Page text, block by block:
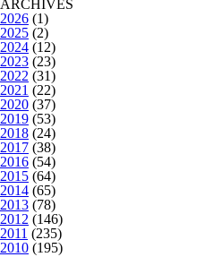
ARCHIVES
2026 (1)
2025 (2)
2024 (12)
2023 (23)
2022 (31)
2021 (22)
2020 (37)
2019 (53)
2018 (24)
2017 (38)
2016 (54)
2015 (64)
2014 (65)
2013 (78)
2012 (146)
2011 (235)
2010 (195)